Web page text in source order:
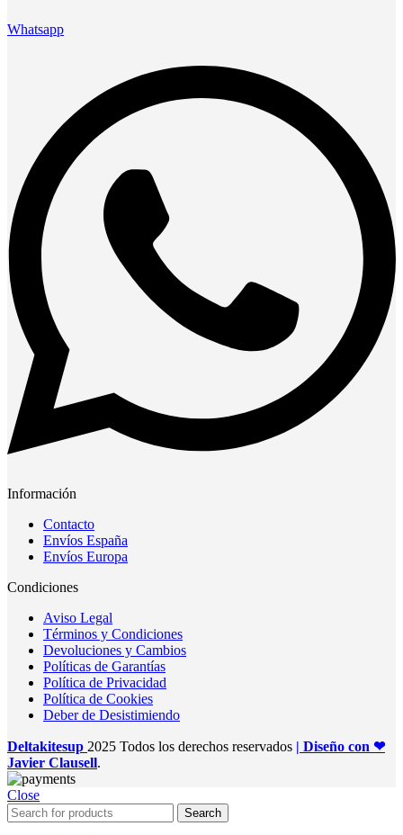
Whatsapp
Información
Contacto
Envíos España
Envíos Europa
Condiciones
Aviso Legal
Términos y Condiciones
Devoluciones y Cambios
Políticas de Garantías
Política de Privacidad
Política de Cookies
Deber de Desistimiendo
Deltakitesup 2025 Todos los derechos reservados | Diseño con ❤
Javier Clausell.
Close
Search